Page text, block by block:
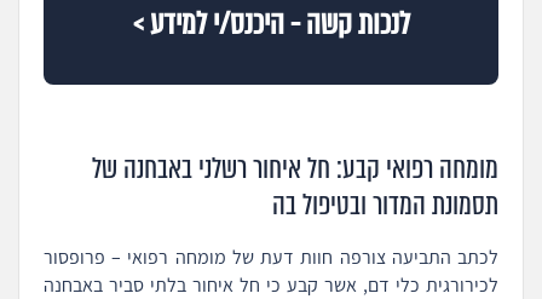
לנכות קשה - היכנס/י למידע >
מומחה רפואי קבע: חל איחור רשלני באבחנה של
תסמונת המדור ובטיפול בה
לכתב התביעה צורפה חוות דעת של מומחה רפואי – פרופסור
לכירורגית כלי דם, אשר קבע כי חל איחור בלתי סביר באבחנה